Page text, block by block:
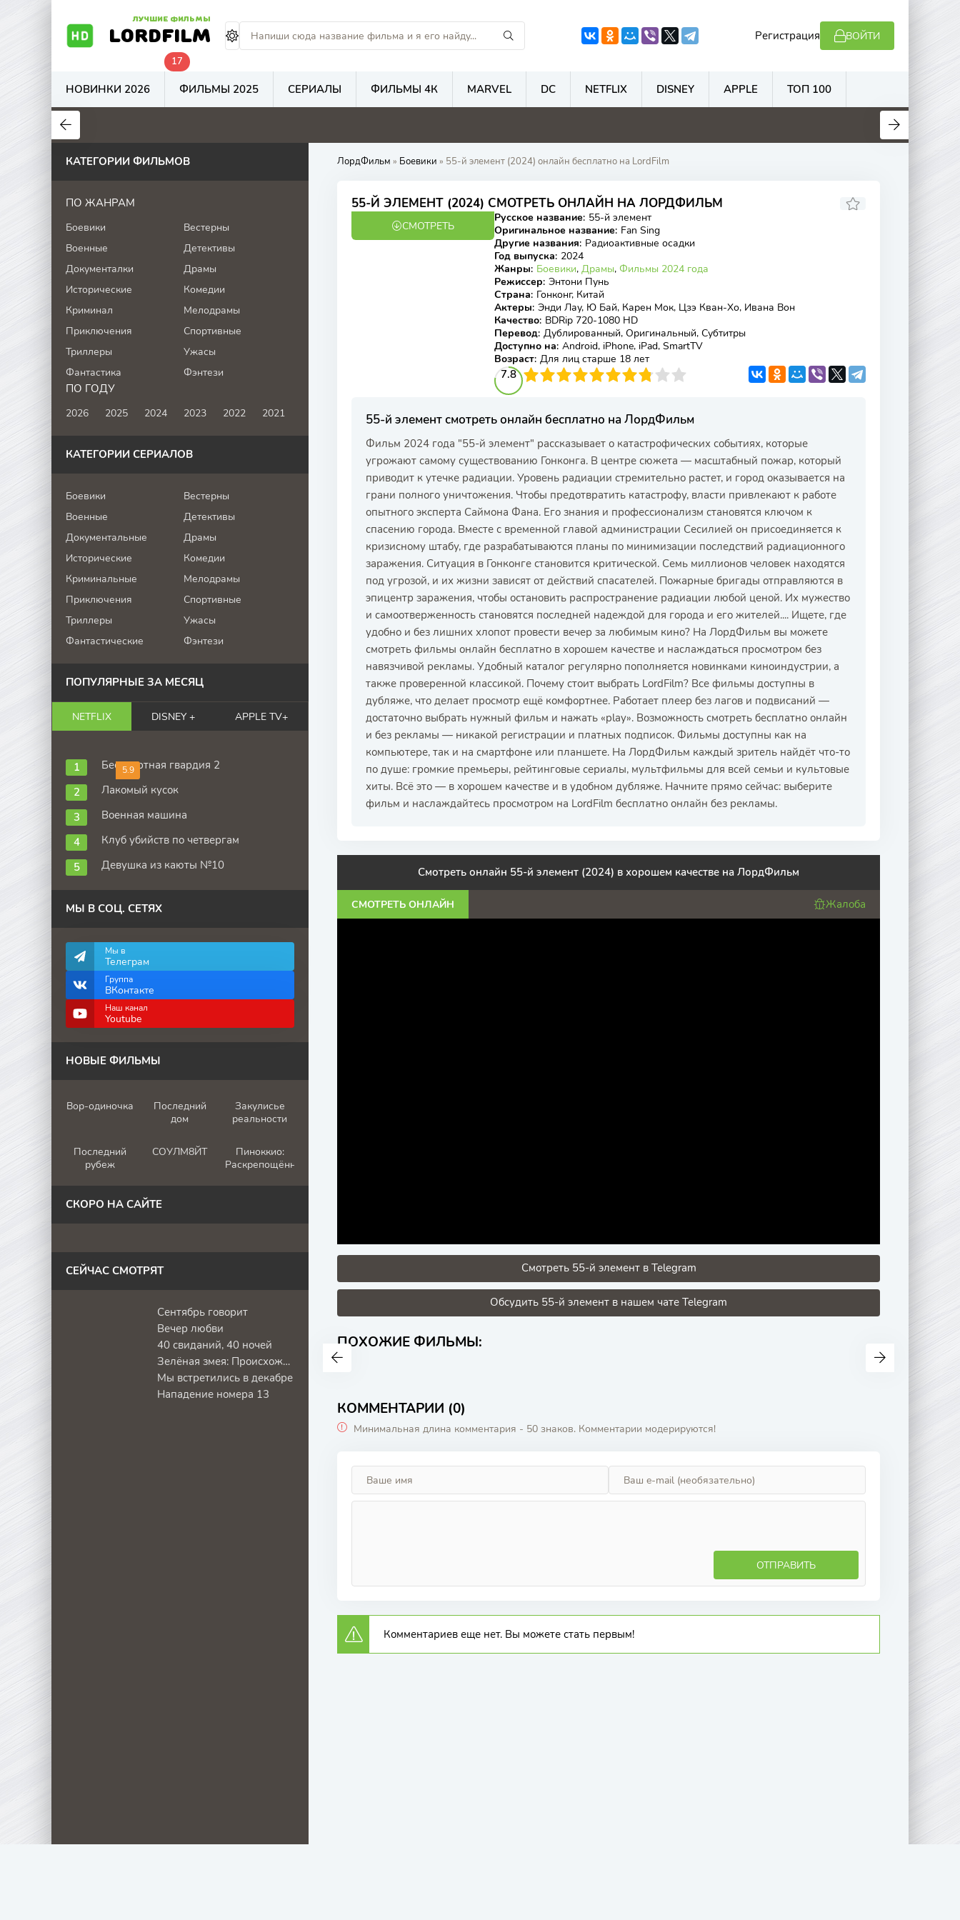
LORDFILM
ЛУЧШИЕ ФИЛЬМЫ
Регистрация ВОЙТИ
НОВИНКИ 2026
17
ФИЛЬМЫ 2025 СЕРИАЛЫ ФИЛЬМЫ 4К MARVEL DC NETFLIX DISNEY APPLE ТОП 100
7
ЛордФильм » Боевики » 55-й элемент (2024) онлайн бесплатно на LordFilm
55-Й ЭЛЕМЕНТ (2024) СМОТРЕТЬ ОНЛАЙН НА ЛОРДФИЛЬМ
6.29 6.3
СМОТРЕТЬ
Русское название: 55-й элемент
Оригинальное название: Fan Sing
Другие названия: Радиоактивные осадки
Год выпуска: 2024
Жанры: Боевики, Драмы, Фильмы 2024 года
Режиссер: Энтони Пунь
Страна: Гонконг, Китай
Актеры: Энди Лау, Ю Бай, Карен Мок, Цзэ Кван-Хо, Ивана Вон
Качество: BDRip 720-1080 HD
Перевод: Дублированный, Оригинальный, Субтитры
Доступно на: Android, iPhone, iPad, SmartTV
Возраст: Для лиц старше 18 лет
7.8
4 5 6 7 8 9 10
55-й элемент смотреть онлайн бесплатно на ЛордФильм
Фильм 2024 года "55-й элемент" рассказывает о катастрофических событиях, которые
угрожают самому существованию Гонконга. В центре сюжета — масштабный пожар, который
приводит к утечке радиации. Уровень радиации стремительно растет, и город оказывается на
грани полного уничтожения. Чтобы предотвратить катастрофу, власти привлекают к работе
опытного эксперта Саймона Фана. Его знания и профессионализм становятся ключом к
спасению города. Вместе с временной главой администрации Сесилией он присоединяется к
кризисному штабу, где разрабатываются планы по минимизации последствий радиационного
заражения. Ситуация в Гонконге становится критической. Семь миллионов человек находятся
под угрозой, и их жизни зависят от действий спасателей. Пожарные бригады отправляются в
эпицентр заражения, чтобы остановить распространение радиации любой ценой. Их мужество
и самоотверженность становятся последней надеждой для города и его жителей.... Ищете, где
удобно и без лишних хлопот провести вечер за любимым кино? На ЛордФильм вы можете
смотреть фильмы онлайн бесплатно в хорошем качестве и наслаждаться просмотром без
навязчивой рекламы. Удобный каталог регулярно пополняется новинками киноиндустрии, а
также проверенной классикой. Почему стоит выбрать LordFilm? Все фильмы доступны в
дубляже, что делает просмотр ещё комфортнее. Работает плеер без лагов и подвисаний —
достаточно выбрать нужный фильм и нажать «play». Возможность смотреть бесплатно онлайн
и без рекламы — никакой регистрации и платных подписок. Фильмы доступны как на
компьютере, так и на смартфоне или планшете. На ЛордФильм каждый зритель найдёт что-то
по душе: громкие премьеры, рейтинговые сериалы, мультфильмы для всей семьи и культовые
хиты. Всё это — в хорошем качестве и в удобном дубляже. Начните прямо сейчас: выберите
фильм и наслаждайтесь просмотром на LordFilm бесплатно онлайн без рекламы.
Смотреть онлайн 55-й элемент (2024) в хорошем качестве на ЛордФильм
СМОТРЕТЬ ОНЛАЙН Жалоба
Смотреть 55-й элемент в Telegram
Обсудить 55-й элемент в нашем чате Telegram
ПОХОЖИЕ ФИЛЬМЫ:
КОММЕНТАРИИ (0)
Минимальная длина комментария - 50 знаков. Комментарии модерируются!
ОТПРАВИТЬ
Комментариев еще нет. Вы можете стать первым!
КАТЕГОРИИ ФИЛЬМОВ
ПО ЖАНРАМ
Боевики
Вестерны
Военные
Детективы
Документалки
Драмы
Исторические
Комедии
Криминал
Мелодрамы
Приключения
Спортивные
Триллеры
Ужасы
Фантастика
Фэнтези
ПО ГОДУ
2026 2025 2024 2023 2022 2021
КАТЕГОРИИ СЕРИАЛОВ
Боевики
Вестерны
Военные
Детективы
Документальные
Драмы
Исторические
Комедии
Криминальные
Мелодрамы
Приключения
Спортивные
Триллеры
Ужасы
Фантастические
Фэнтези
ПОПУЛЯРНЫЕ ЗА МЕСЯЦ
NETFLIX DISNEY + APPLE TV+
5.9
Бессмертная гвардия 2
Лакомый кусок
Военная машина
Клуб убийств по четвергам
Девушка из каюты №10
МЫ В СОЦ. СЕТЯХ
Мы в
Телеграм
Группа
ВКонтакте
Наш канал
Youtube
НОВЫЕ ФИЛЬМЫ
Вор-одиночка
Последний
дом
Закулисье
реальности
Последний
рубеж
СОУЛМ8ЙТ
Пиноккио:
Раскрепощённый
СКОРО НА САЙТЕ
СЕЙЧАС СМОТРЯТ
Сентябрь говорит
Вечер любви
40 свиданий, 40 ночей
Зелёная змея: Происхождение
Мы встретились в декабре
Нападение номера 13